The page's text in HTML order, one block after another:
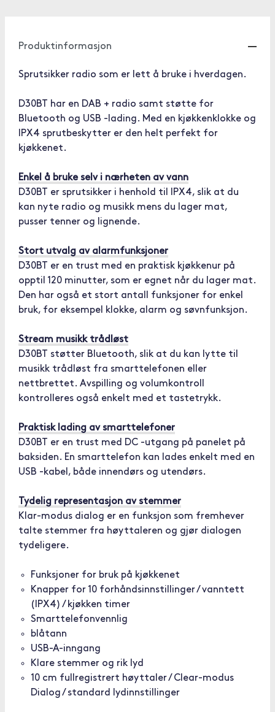
Produktinformasjon
Sprutsikker radio som er lett å bruke i hverdagen.
D30BT har en DAB + radio samt støtte for
Bluetooth og USB -lading. Med en kjøkkenklokke og
IPX4 sprutbeskytter er den helt perfekt for
kjøkkenet.
Enkel å bruke selv i nærheten av vann
D30BT er sprutsikker i henhold til IPX4, slik at du
kan nyte radio og musikk mens du lager mat,
pusser tenner og lignende.
Stort utvalg av alarmfunksjoner
D30BT er en trust med en praktisk kjøkkenur på
opptil 120 minutter, som er egnet når du lager mat.
Den har også et stort antall funksjoner for enkel
bruk, for eksempel klokke, alarm og søvnfunksjon.
Stream musikk trådløst
D30BT støtter Bluetooth, slik at du kan lytte til
musikk trådløst fra smarttelefonen eller
nettbrettet. Avspilling og volumkontroll
kontrolleres også enkelt med et tastetrykk.
Praktisk lading av smarttelefoner
D30BT er en trust med DC -utgang på panelet på
baksiden. En smarttelefon kan lades enkelt med en
USB -kabel, både innendørs og utendørs.
Tydelig representasjon av stemmer
Klar-modus dialog er en funksjon som fremhever
talte stemmer fra høyttaleren og gjør dialogen
tydeligere.
Funksjoner for bruk på kjøkkenet
Knapper for 10 forhåndsinnstillinger / vanntett
(IPX4) / kjøkken timer
Smarttelefonvennlig
blåtann
USB-A-inngang
Klare stemmer og rik lyd
10 cm fullregistrert høyttaler / Clear-modus
Dialog / standard lydinnstillinger